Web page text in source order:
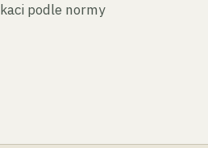
podle normy